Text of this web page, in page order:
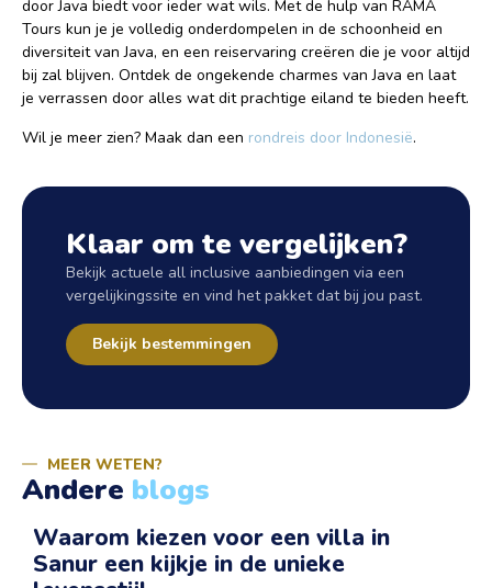
door Java biedt voor ieder wat wils. Met de hulp van RAMA
Tours kun je je volledig onderdompelen in de schoonheid en
diversiteit van Java, en een reiservaring creëren die je voor altijd
bij zal blijven. Ontdek de ongekende charmes van Java en laat
je verrassen door alles wat dit prachtige eiland te bieden heeft.
Wil je meer zien? Maak dan een rondreis door Indonesië.
Klaar om te vergelijken?
Bekijk actuele all inclusive aanbiedingen via een
vergelijkingssite en vind het pakket dat bij jou past.
Bekijk bestemmingen
MEER WETEN?
Andere blogs
Waarom kiezen voor een villa in
Sanur een kijkje in de unieke